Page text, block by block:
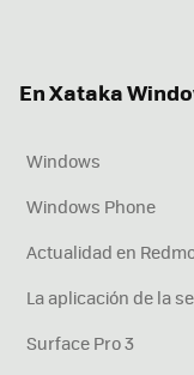
En Xataka
Windows
Windows Phone
Actualidad en
La aplicación de la
Surface Pro 3